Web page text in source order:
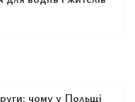
чому у Польщі